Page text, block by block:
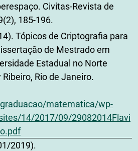
Civitas-Revista de
185-196.
Tópicos de Criptografia para
de Mestrado em
Estadual no Norte
Rio de Janeiro.
matematica/wp-
14/2017/09/29082014Flavi
2019).